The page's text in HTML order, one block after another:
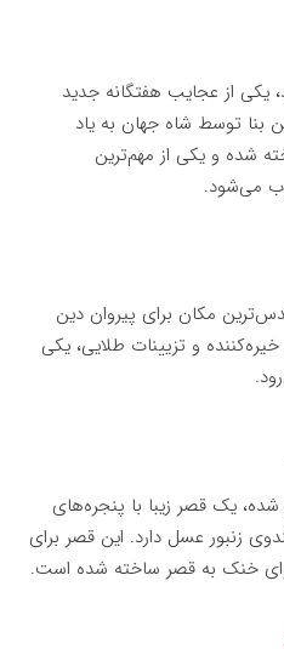
یکی از عجایب هفتگانه جدید
توسط شاه جهان به یاد
شده و یکی از مهم‌ترین
می‌شود.
مکان برای پیروان دین
و تزیینات طلایی، یکی
یک قصر زیبا با پنجره‌های
زنبور عسل دارد. این قصر برای
خنک به قصر ساخته شده است.